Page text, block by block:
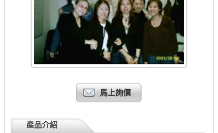
馬上詢價
產品介紹